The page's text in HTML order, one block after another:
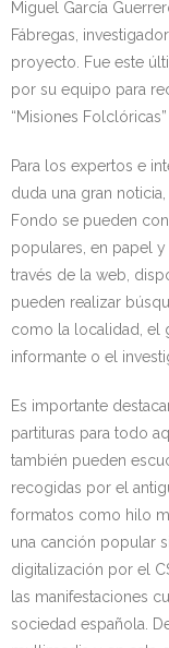
Miguel García
Fábregas,
proyecto. Fue este
por su equipo para
“Misiones
Para los expertos e
duda una gran
Fondo se pueden
populares, en papel
través de la web,
pueden realizar
como la localidad, el
informante o el
Es importante
partituras para todo
también pueden
recogidas por el
formatos como hilo
una canción popular
digitalización por el
las manifestaciones
sociedad española.